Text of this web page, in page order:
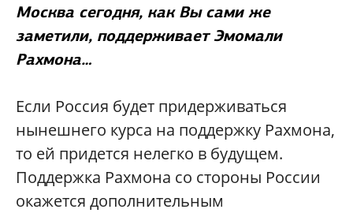
Москва сегодня, как Вы сами же
заметили, поддерживает Эмомали
Рахмона…
Если Россия будет придерживаться
нынешнего курса на поддержку Рахмона,
то ей придется нелегко в будущем.
Поддержка Рахмона со стороны России
окажется дополнительным